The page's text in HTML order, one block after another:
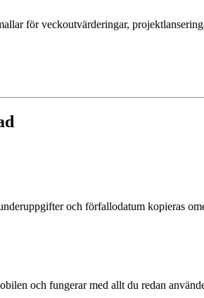
för veckoutvärderingar,
och förfallodatum kopieras
och fungerar med allt du redan